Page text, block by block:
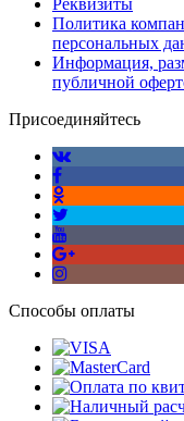
Реквизиты
Политика
персональных
Информация,
публичной
Присоединяйтесь
Способы оплаты